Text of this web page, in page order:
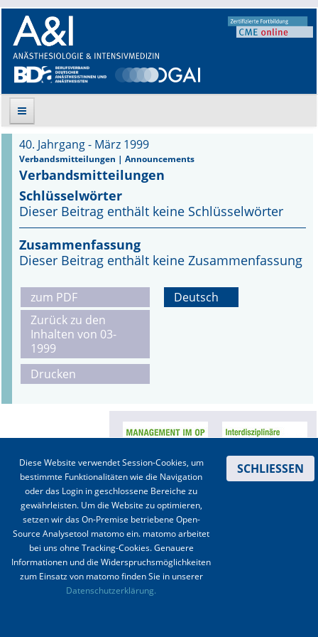
Suche
Aktuelle Ausgabe
Leitlinien
Archiv
Supplements
Supplements OrphanAnesthesia
Online First
A&I English
Autoren-Service
Bestell-Service
Stellenmarkt
Kongresskalender
40. Jahrgang - März 1999
Verbandsmitteilungen | Announcements
Verbandsmitteilungen
Schlüsselwörter
Dieser Beitrag enthält keine Schlüsselwörter
Zusammenfassung
Dieser Beitrag enthält keine Zusammenfassung
zum PDF
Zurück zu den
Inhalten von 03-
1999
Drucken
Deutsch
Kontakt | Impressum | Datenschutz | Haftungsausschluss
Diese Website verwendet Session-Cookies, um
bestimmte Funktionalitäten wie die Navigation
oder das Login in geschlossene Bereiche zu
gewährleisten. Um die Website zu optimieren,
setzen wir das On-Premise betriebene Open-
Source Analysetool matomo ein. matomo arbeitet
bei uns ohne Tracking-Cookies. Genauere
Informationen und die Widerspruchsmöglichkeiten
zum Einsatz von matomo finden Sie in unserer
Datenschutzerklärung.
SCHLIESSEN